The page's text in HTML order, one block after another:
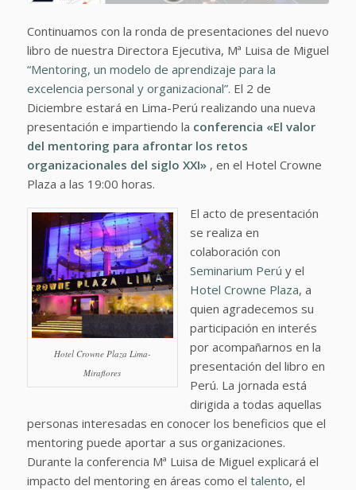
Continuamos con la ronda de presentaciones del nuevo
libro de nuestra Directora Ejecutiva, Mª Luisa de Miguel
“Mentoring, un modelo de aprendizaje para la
excelencia personal y organizacional”. El 2 de
Diciembre estará en Lima-Perú realizando una nueva
presentación e impartiendo la conferencia «El valor
del mentoring para afrontar los retos
organizacionales del siglo XXI», en el Hotel Crowne
Plaza a las 19:00 horas.
Hotel Crowne Plaza Lima-
Miraflores
El acto de presentación
se realiza en
colaboración con
Seminarium Perú y el
Hotel Crowne Plaza, a
quien agradecemos su
participación en interés
por acompañarnos en la
presentación del libro en
Perú. La jornada está
dirigida a todas aquellas
personas interesadas en conocer los beneficios que el
mentoring puede aportar a sus organizaciones.
Durante la conferencia Mª Luisa de Miguel explicará el
impacto del mentoring en áreas como el talento, el